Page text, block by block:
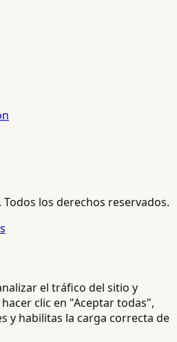
Todos los derechos reservados.
el tráfico del sitio y
clic en "Aceptar todas",
y habilitas la carga correcta de